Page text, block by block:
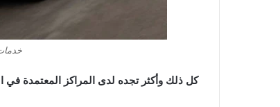
كل ذلك وأكثر تجده لدى المراكز المعتمدة